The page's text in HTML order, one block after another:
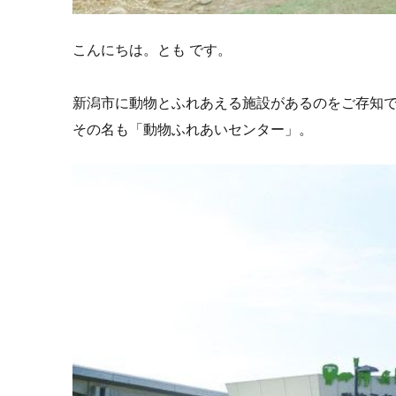
こんにちは。とも です。
新潟市に動物とふれあえる施設があるのをご存知
その名も「動物ふれあいセンター」。